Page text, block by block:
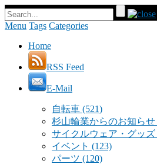
Menu Tags Categories
Home
RSS Feed
E-Mail
自転車 (521)
杉山輪業からのお知らせ
サイクルウェア・グッズ
イベント (123)
パーツ (120)